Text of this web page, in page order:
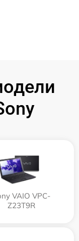
VAIO VPC-
Z23T9R